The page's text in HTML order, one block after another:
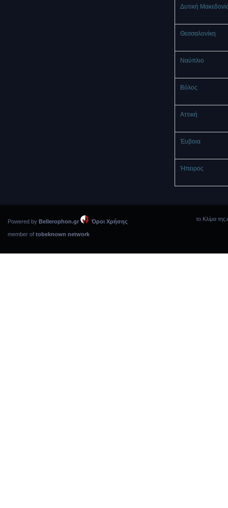
Δυτική
Θεσσαλονίκη
Ναύπλιο
Βόλος
Αττική
Έυβοια
Ήπειρος
Powered by Bellerophon.gr Όροι Χρήσης
member of tobeknown network
το Κλίμα της